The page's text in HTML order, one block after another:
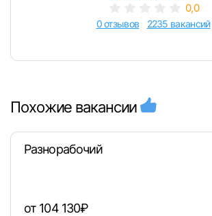
0,0
0 отзывов 2235 вакансий
Похожие вакансии
Разнорабочий
от 104 130₽